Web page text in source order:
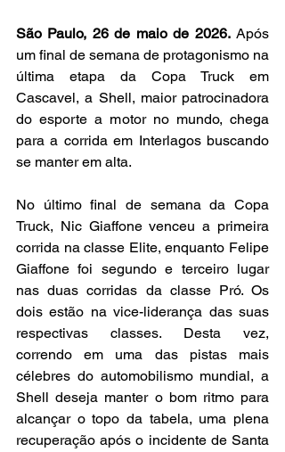
São Paulo, 26 de maio de 2026. Após
um final de semana de protagonismo na
última etapa da Copa Truck em
Cascavel, a Shell, maior patrocinadora
do esporte a motor no mundo, chega
para a corrida em Interlagos buscando
se manter em alta.
No último final de semana da Copa
Truck, Nic Giaffone venceu a primeira
corrida na classe Elite, enquanto Felipe
Giaffone foi segundo e terceiro lugar
nas duas corridas da classe Pró. Os
dois estão na vice-liderança das suas
respectivas classes. Desta vez,
correndo em uma das pistas mais
célebres do automobilismo mundial, a
Shell deseja manter o bom ritmo para
alcançar o topo da tabela, uma plena
recuperação após o incidente de Santa